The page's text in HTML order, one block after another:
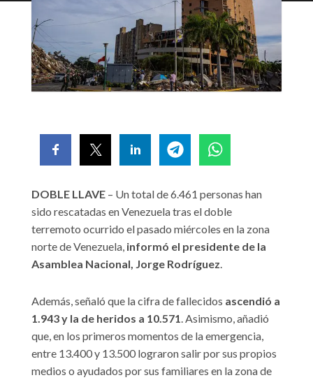
DOBLE LLAVE – Un total de 6.461 personas han
sido rescatadas en Venezuela tras el doble
terremoto ocurrido el pasado miércoles en la zona
norte de Venezuela, informó el presidente de la
Asamblea Nacional, Jorge Rodríguez
Además, señaló que la cifra de fallecidos ascendió a
1.943 y la de heridos a 10.571 . Asimismo, añadió
que, en los primeros momentos de la emergencia,
entre 13.400 y 13.500 lograron salir por sus propios
medios o ayudados por sus familiares en la zona de